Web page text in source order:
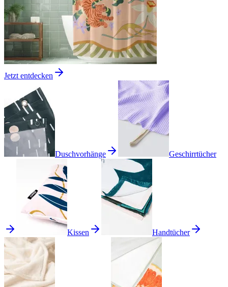
Jetzt entdecken
Duschvorhänge Geschirrtücher
Kissen Handtücher